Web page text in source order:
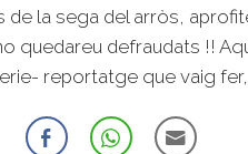
la sega del arròs,
quedareu defraudats !!
reportatge que vaig fer,